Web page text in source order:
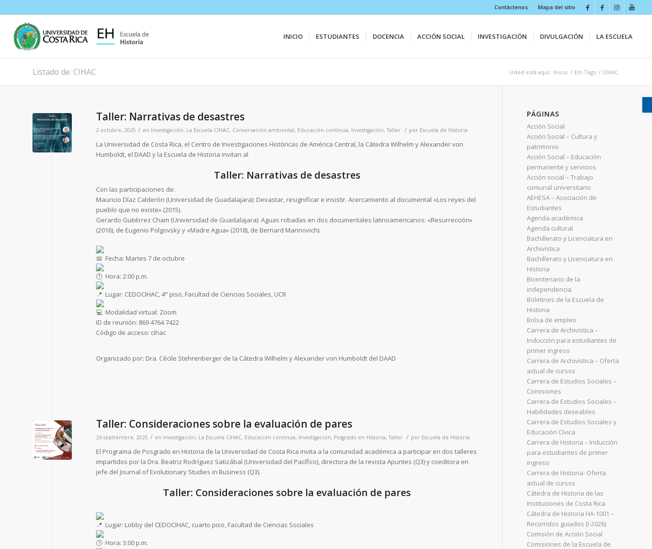
Contáctenos Mapa del sitio
INICIO ESTUDIANTES DOCENCIA ACCIÓN SOCIAL INVESTIGACIÓN DIVULGACIÓN LA ESCUELA
Listado de: CIHAC Usted está aquí: Inicio / Etn Tags / CIHAC
Taller: Narrativas de desastres
2 octubre, 2025 / en Investigación, La Escuela CIHAC, Conservación ambiental, Educación continua, Investigación,Taller / por Escuela de Historia
La Universidad de Costa Rica, el Centro de Investigaciones Históricas de América Central, la Cátedra Wilhelm y Alexander von
Humboldt, el DAAD y la Escuela de Historia invitan al
Taller: Narrativas de desastres
Con las participaciones de:
Mauricio Díaz Calderón (Universidad de Guadalajara): Devastar, resignificar e insistir. Acercamiento al documental «Los reyes del
pueblo que no existe» (2015).
Gerardo Gutiérrez Cham (Universidad de Guadalajara): Aguas robadas en dos documentales latinoamericanos: «Resurrección»
(2016), de Eugenio Polgovsky y «Madre Agua» (2018), de Bernard Marinovich).
Fecha: Martes 7 de octubre
Hora: 2:00 p.m.
Lugar: CEDOCIHAC, 4° piso, Facultad de Ciencias Sociales, UCR
Modalidad virtual: Zoom
ID de reunión: 869 4764 7422
Código de acceso: cihac
Organizado por: Dra. Cécile Stehrenberger de la Cátedra Wilhelm y Alexander von Humboldt del DAAD
Taller: Consideraciones sobre la evaluación de pares
26 septiembre, 2025 / en Investigación, La Escuela CIHAC, Educación continua, Investigación, Posgrado en Historia,Taller / por Escuela de Historia
El Programa de Posgrado en Historia de la Universidad de Costa Rica invita a la comunidad académica a participar en dos talleres
impartidos por la Dra. Beatriz Rodríguez Satizábal (Universidad del Pacífico), directora de la revista Apuntes (Q3) y coeditora en
jefe del Journal of Evolutionary Studies in Business (Q3).
Taller: Consideraciones sobre la evaluación de pares
Lugar: Lobby del CEDOCIHAC, cuarto piso, Facultad de Ciencias Sociales
Hora: 3:00 p.m.
PÁGINAS
Acción Social
Acción Social – Cultura y
patrimonio
Acción Social – Educación
permanente y servicios
Acción social – Trabajo
comunal universitario
AEHESA – Asociación de
Estudiantes
Agenda académica
Agenda cultural
Bachillerato y Licenciatura en
Archivística
Bachillerato y Licenciatura en
Historia
Bicentenario de la
independencia
Boletines de la Escuela de
Historia
Bolsa de empleo
Carrera de Archivística –
Inducción para estudiantes de
primer ingreso
Carrera de Archivística – Oferta
actual de cursos
Carrera de Estudios Sociales –
Comisiones
Carrera de Estudios Sociales –
Habilidades deseables
Carrera de Estudios Sociales y
Educación Cívica
Carrera de Historia – Inducción
para estudiantes de primer
ingreso
Carrera de Historia- Oferta
actual de cursos
Cátedra de Historia de las
Instituciones de Costa Rica
Cátedra de Historia HA-1001 –
Recorridos guiados (I-2026)
Comisión de Acción Social
Comisiones de la Escuela de